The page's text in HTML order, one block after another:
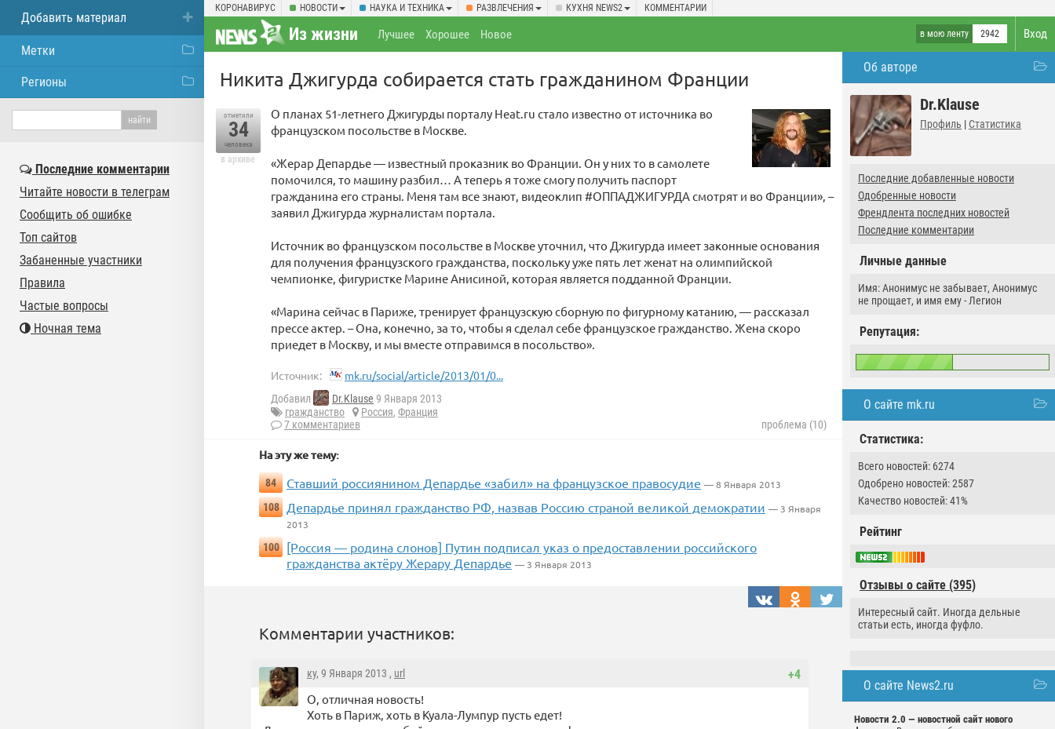
КОРОНАВИРУС НОВОСТИ НАУКА И ТЕХНИКА РАЗВЛЕЧЕНИЯ КУХНЯ NEWS2 КОММЕНТАРИИ
Вход
Из жизни в мою ленту 2942
Лучшее Хорошее Новое
Об авторе
Dr.Klause
Профиль | Статистика
Последние добавленные новости
Одобренные новости
Френдлента последних новостей
Последние комментарии
Личные данные
Имя: Анонимус не забывает, Анонимус
не прощает, и имя ему - Легион
Репутация:
О сайте mk.ru
Статистика:
Всего новостей: 6274
Одобрено новостей: 2587
Качество новостей: 41%
Рейтинг
Отзывы о сайте (395)
Интересный сайт. Иногда дельные
статьи есть, иногда фуфло.
О сайте News2.ru
Новости 2.0 — новостной сайт нового
Никита Джигурда собирается стать гражданином Франции
отметили
34
человека
в архиве
О планах 51-летнего Джигурды порталу Heat.ru стало известно от источника во
французском посольстве в Москве.
«Жерар Депардье — известный проказник во Франции. Он у них то в самолете
помочился, то машину разбил… А теперь я тоже смогу получить паспорт
гражданина его страны. Меня там все знают, видеоклип #ОППАДЖИГУРДА смотрят и во Франции», –
заявил Джигурда журналистам портала.
Источник во французском посольстве в Москве уточнил, что Джигурда имеет законные основания
для получения французского гражданства, поскольку уже пять лет женат на олимпийской
чемпионке, фигуристке Марине Анисиной, которая является подданной Франции.
«Марина сейчас в Париже, тренирует французскую сборную по фигурному катанию, — рассказал
прессе актер. – Она, конечно, за то, чтобы я сделал себе французское гражданство. Жена скоро
приедет в Москву, и мы вместе отправимся в посольство».
Источник: mk.ru/social/article/2013/01/0...
Добавил Dr.Klause 9 Января 2013
гражданство
Россия, Франция
7 комментариев
проблема (10)
На эту же тему:
84 Ставший россиянином Депардье «забил» на французское правосудие — 8 Января 2013
108
Депардье принял гражданство РФ, назвав Россию страной великой демократии — 3 Января
2013
100
[Россия — родина слонов] Путин подписал указ о предоставлении российского
гражданства актёру Жерару Депардье — 3 Января 2013
Комментарии участников:
+4
ку, 9 Января 2013 , url
О, отличная новость!
Хоть в Париж, хоть в Куала-Лумпур пусть едет!
Добавить материал
Метки
Регионы
Последние комментарии
Читайте новости в телеграм
Сообщить об ошибке
Топ сайтов
Забаненные участники
Правила
Частые вопросы
Ночная тема